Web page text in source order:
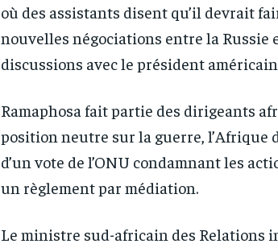
où des assistants disent qu’il devrait
nouvelles négociations entre la Russie
discussions avec le président
Ramaphosa fait partie des dirigeants
position neutre sur la guerre, l’Afrique
d’un vote de l’ONU condamnant les
un règlement par médiation.
Le ministre sud-africain des Relations